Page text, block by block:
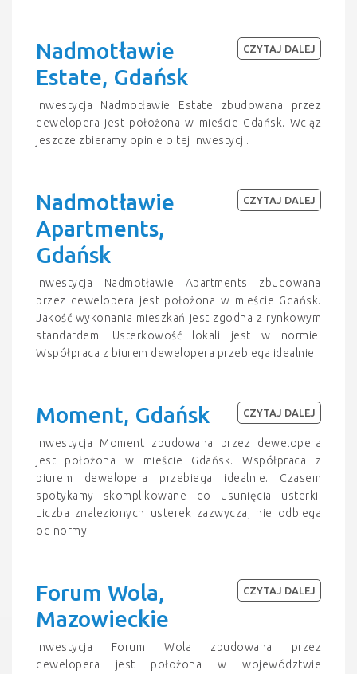
Nadmotławie
Estate, Gdańsk
Inwestycja Nadmotławie Estate zbudowana przez
dewelopera jest położona w mieście Gdańsk. Wciąz
jeszcze zbieramy opinie o tej inwestycji.
CZYTAJ DALEJ
Nadmotławie
Apartments,
Gdańsk
Inwestycja Nadmotławie Apartments zbudowana
przez dewelopera jest położona w mieście Gdańsk.
Jakość wykonania mieszkań jest zgodna z rynkowym
standardem. Usterkowość lokali jest w normie.
Współpraca z biurem dewelopera przebiega idealnie.
CZYTAJ DALEJ
Moment, Gdańsk
Inwestycja Moment zbudowana przez dewelopera
jest położona w mieście Gdańsk. Współpraca z
biurem dewelopera przebiega idealnie. Czasem
spotykamy skomplikowane do usunięcia usterki.
Liczba znalezionych usterek zazwyczaj nie odbiega
od normy.
CZYTAJ DALEJ
Forum Wola,
Mazowieckie
Inwestycja Forum Wola zbudowana przez
dewelopera jest położona w województwie
CZYTAJ DALEJ